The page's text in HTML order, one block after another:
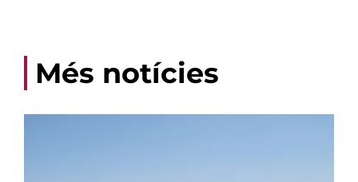
Més notícies